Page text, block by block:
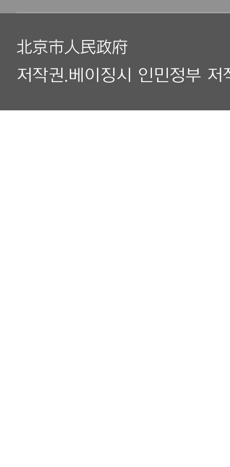
北京市人民政府
저작권.베이징시 인민정부